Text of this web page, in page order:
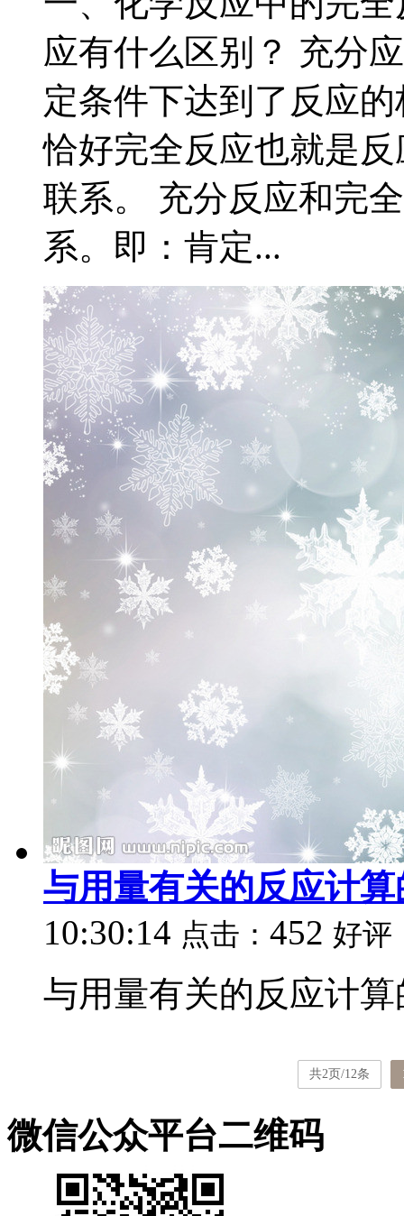
应有什么区别？ 充分
定条件下达到了反应
恰好完全反应也就是
联系。 充分反应和完
系。即：肯定...
与用量有关的反应计
10:30:14 点击： 452 好评
与用量有关的反应计
共2页/12条
微信公众平台二维码